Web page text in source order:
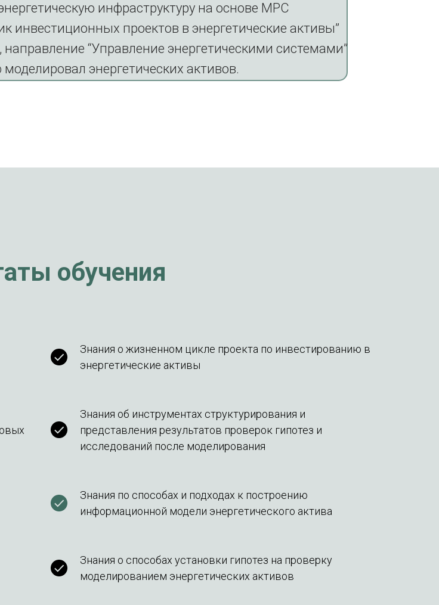
инфраструктуру на основе MPC
инвестиционных проектов в энергетические активы”
“Управление энергетическими системами”
энергетических активов.
обучения
Знания о жизненном цикле проекта по инвестированию в
энергетические активы
Знания об инструментах структурирования и
представления результатов проверок гипотез и
исследований после моделирования
Знания по способах и подходах к построению
информационной модели энергетического актива
Знания о способах установки гипотез на проверку
моделированием энергетических активов